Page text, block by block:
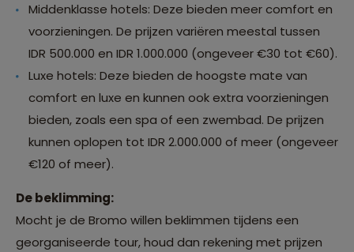
Middenklasse hotels: Deze bieden meer comfort en
voorzieningen. De prijzen variëren meestal tussen
IDR 500.000 en IDR 1.000.000 (ongeveer €30 tot €60).
Luxe hotels: Deze bieden de hoogste mate van
comfort en luxe en kunnen ook extra voorzieningen
bieden, zoals een spa of een zwembad. De prijzen
kunnen oplopen tot IDR 2.000.000 of meer (ongeveer
€120 of meer).
De beklimming:
Mocht je de Bromo willen beklimmen tijdens een
georganiseerde tour, houd dan rekening met prijzen